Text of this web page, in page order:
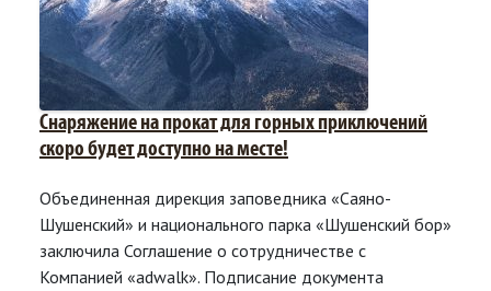
Снаряжение на прокат для горных приключений
скоро будет доступно на месте!
Объединенная дирекция заповедника «Саяно-
Шушенский» и национального парка «Шушенский бор»
заключила Соглашение о сотрудничестве с
Компанией «adwalk». Подписание документа